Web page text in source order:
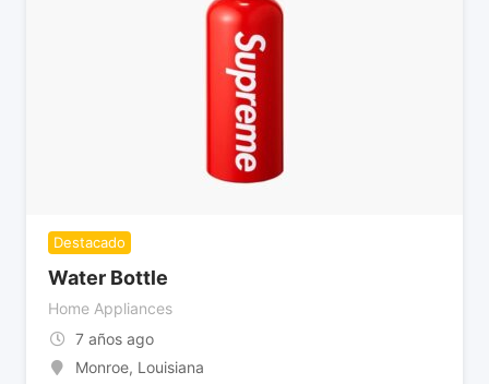
Destacado
Water Bottle
Home Appliances
7 años ago
Monroe, Louisiana